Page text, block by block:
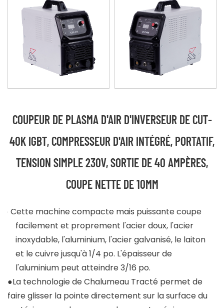
COUPEUR DE PLASMA D'AIR D'INVERSEUR DE CUT-
40K IGBT, COMPRESSEUR D'AIR INTÉGRÉ, PORTATIF,
TENSION SIMPLE 230V, SORTIE DE 40 AMPÈRES,
COUPE NETTE DE 10MM
● Cette machine compacte mais puissante coupe
facilement et proprement l'acier doux, l'acier
inoxydable, l'aluminium, l'acier galvanisé, le laiton
et le cuivre jusqu'à 1/4 po. L'épaisseur de
l'aluminium peut atteindre 3/16 po.
●La technologie de Chalumeau Tracté permet de
faire glisser la pointe directement sur la surface du